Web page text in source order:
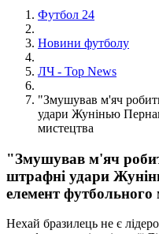
Футбол 24
Новини футболу
ЛЧ - Top News
"Змушував м'яч
удари Жунінью
мистецтва
"Змушував м'яч
штрафні удари
елемент футбольного
Нехай бразилець не є